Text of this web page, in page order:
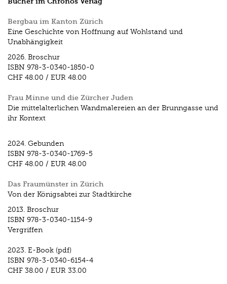
Bergbau im Kanton Zürich
Eine Geschichte von Hoffnung auf Wohlstand und
Unabhängigkeit
2026. Broschur
ISBN 978-3-0340-1850-0
CHF 48.00 / EUR 48.00
Frau Minne und die Zürcher Juden
Die mittelalterlichen Wandmalereien an der Brunngasse und
ihr Kontext
2024. Gebunden
ISBN 978-3-0340-1769-5
CHF 48.00 / EUR 48.00
Das Fraumünster in Zürich
Von der Königsabtei zur Stadtkirche
2013. Broschur
ISBN 978-3-0340-1154-9
Vergriffen
2023. E-Book (pdf)
ISBN 978-3-0340-6154-4
CHF 38.00 / EUR 33.00